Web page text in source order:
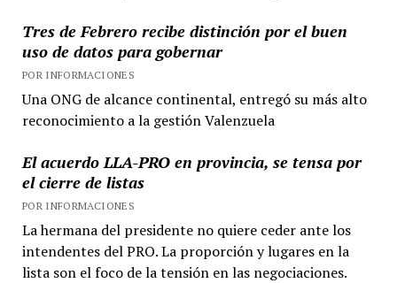
Tres de Febrero recibe distinción por el buen
uso de datos para gobernar
POR INFORMACIONES
Una ONG de alcance continental, entregó su más alto
reconocimiento a la gestión Valenzuela
El acuerdo LLA-PRO en provincia, se tensa por
el cierre de listas
POR INFORMACIONES
La hermana del presidente no quiere ceder ante los
intendentes del PRO. La proporción y lugares en la
lista son el foco de la tensión en las negociaciones.